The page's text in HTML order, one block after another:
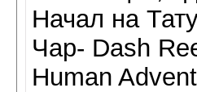
Начал на
Чар- Dash
Human